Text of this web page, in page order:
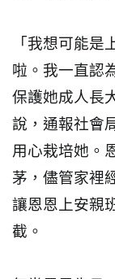
「我想可能
啦。我一直認
保護她成人長
說，通報社會
用心栽培她。
茅，儘管家裡
讓恩恩上安親
截。